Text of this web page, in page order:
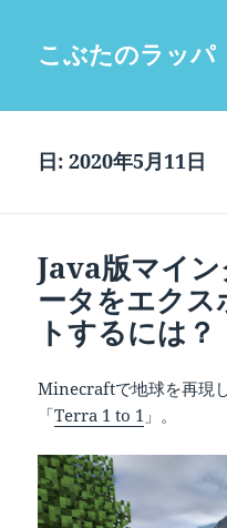
こぶたのラッパ
日:2020年5月11日
Java版マイ
ータをエク
トするには？
Minecraftで地球を再現
「Terra 1 to 1 」。